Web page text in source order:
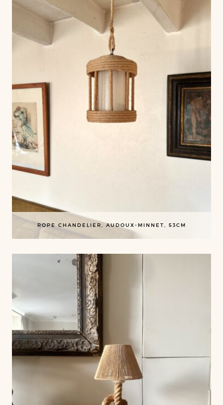
ROPE CHANDELIER, AUDOUX-MINNET, 53CM